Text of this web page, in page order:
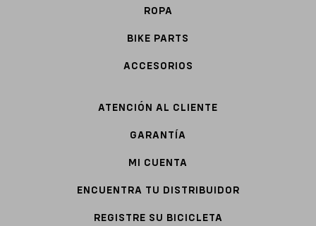
ROPA
BIKE PARTS
ACCESORIOS
ATENCIÓN AL CLIENTE
GARANTÍA
MI CUENTA
ENCUENTRA TU DISTRIBUIDOR
REGISTRE SU BICICLETA